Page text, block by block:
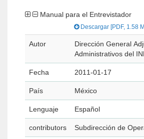
Manual para el Entrevistador
Descargar [PDF, 1.58
Autor
Dirección General
Administrativos del
Fecha 2011-01-17
País México
Lenguaje Español
contributors Subdirección de